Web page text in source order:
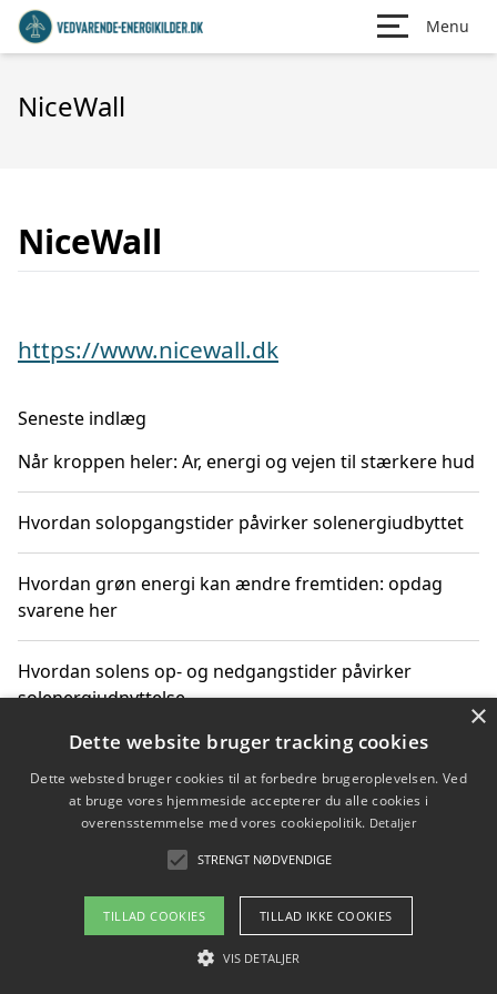
Menu
NiceWall
NiceWall
https://www.nicewall.dk
Seneste indlæg
Når kroppen heler: Ar, energi og vejen til stærkere hud
Hvordan solopgangstider påvirker solenergiudbyttet
Hvordan grøn energi kan ændre fremtiden: opdag
svarene her
Hvordan solens op- og nedgangstider påvirker
solenergiudnyttelse
Hvordan du får svar på energispørgsmål om
vedvarende energikilder
Om / kontakt
Blog Betingelser
×
Dette website bruger tracking cookies
Dette websted bruger cookies til at forbedre brugeroplevelsen. Ved
at bruge vores hjemmeside accepterer du alle cookies i
overensstemmelse med vores cookiepolitik. Detaljer
STRENGT NØDVENDIGE
TILLAD COOKIES TILLAD IKKE COOKIES
VIS DETALJER